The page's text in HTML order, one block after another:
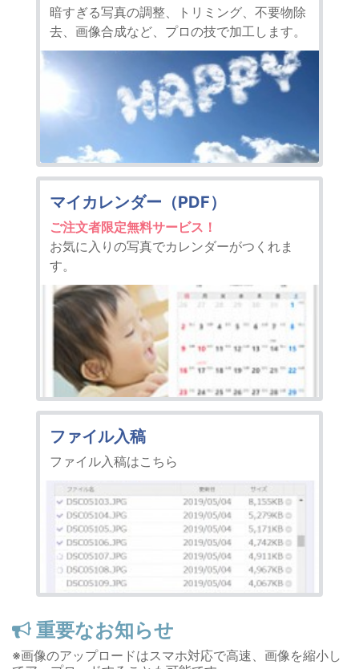
暗すぎる写真の調整、トリミング、不要物除
去、画像合成など、プロの技で加工します。
マイカレンダー（PDF）
ご注文者限定無料サービス！
お気に入りの写真でカレンダーがつくれま
す。
ファイル入稿
ファイル入稿はこちら
重要なお知らせ
※画像のアップロードはスマホ対応で高速、画像を縮小し